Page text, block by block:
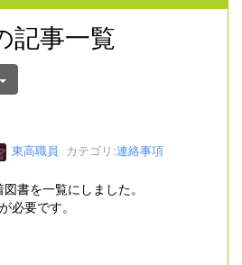
記事一覧
東高職員 カテゴリ:連絡事項
書を一覧にしました。
必要です。